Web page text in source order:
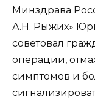
Минздрава
А.Н. Рыжих»
советовал
операции,
симптомов и